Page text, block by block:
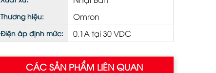
Thương hiệu: Omron
Điện áp định mức: 0.1A tại 30 VDC
CÁC SẢN PHẨM LIÊN QUAN